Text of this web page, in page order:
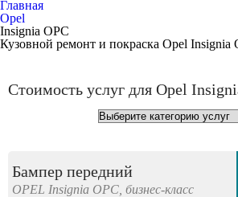
Главная
Opel
Insignia OPC
Кузовной ремонт и покраска Opel Insignia
Стоимость услуг для Opel
Бампер передний
OPEL Insignia OPC, бизнес-класс